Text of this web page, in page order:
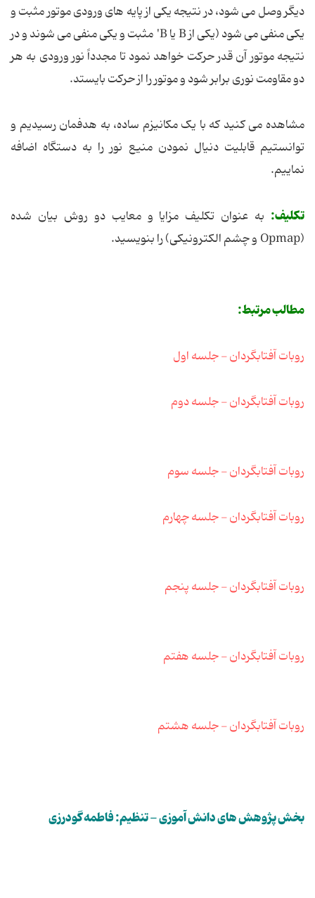
دیگر وصل می شود، در نتیجه یكی از پایه های ورودی موتور مثبت و
یكی منفی می شود (یكی از B یا B' مثبت و یكی منفی می شوند و در
نتیجه موتور آن قدر حرکت خواهد نمود تا مجدداً نور ورودی به هر
دو مقاومت نوری برابر شود و موتور را از حرکت بایستد.
مشاهده می كنید كه با یک مكانیزم ساده، به هدفمان رسیدیم و
توانستیم قابلیت دنیال نمودن منیع نور را به دستگاه اضافه
نماییم.
تکلیف: به عنوان تکلیف مزایا و معایب دو روش بیان شده
(Opmap و چشم الکترونیکی) را بنویسید.
مطالب مرتبط:
روبات آفتابگردان - جلسه اول
روبات آفتابگردان - جلسه دوم
روبات آفتابگردان - جلسه سوم
روبات آفتابگردان - جلسه چهارم
روبات آفتابگردان - جلسه پنجم
روبات آفتابگردان - جلسه هفتم
روبات آفتابگردان - جلسه هشتم
بخش پژوهش های دانش آموزی - تنظیم: فاطمه گودرزی